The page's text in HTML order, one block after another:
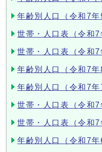
年齢別人口（令和7年
世帯・人口表（令和7
世帯・人口表（令和7
年齢別人口（令和7年
年齢別人口（令和7年
世帯・人口表（令和7
世帯・人口表（令和7
年齢別人口（令和7年